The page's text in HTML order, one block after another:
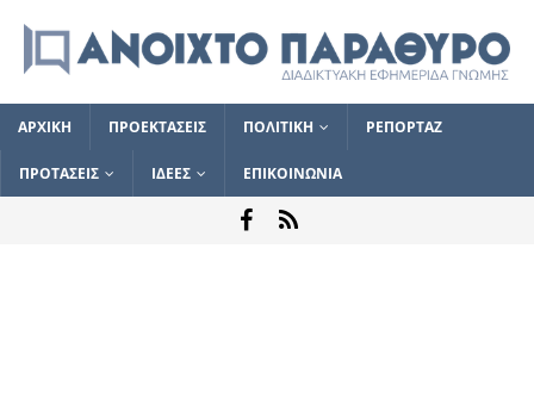
ΑΡΧΙΚΗ ΠΡΟΕΚΤΑΣΕΙΣ ΠΟΛΙΤΙΚΗ ΡΕΠΟΡΤΑΖ
ΠΡΟΤΑΣΕΙΣ ΙΔΕΕΣ ΕΠΙΚΟΙΝΩΝΙΑ